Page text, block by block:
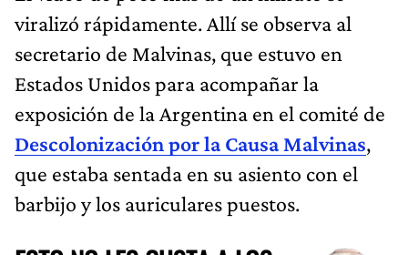
viralizó rápidamente. Allí se observa al
secretario de Malvinas, que estuvo en
Estados Unidos para acompañar la
exposición de la Argentina en el comité de
Descolonización por la Causa Malvinas,
que estaba sentada en su asiento con el
barbijo y los auriculares puestos.